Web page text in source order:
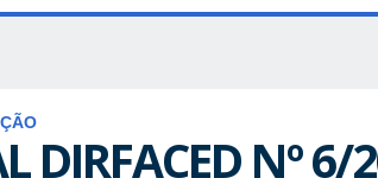
DIRFACED Nº 6/